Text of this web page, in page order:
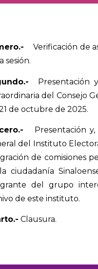
Verificación de
sesión.
Presentación
del Consejo
de octubre de 2025.
Presentación
del Instituto
de comisiones
ciudadanía
del grupo
de este instituto.
Clausura.